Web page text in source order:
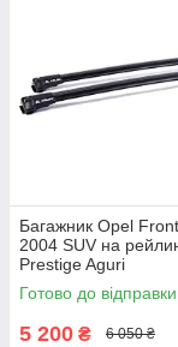
Багажник Opel
2004 SUV на
Prestige Aguri
Готово до відправки
5 200 ₴ 6 050 ₴